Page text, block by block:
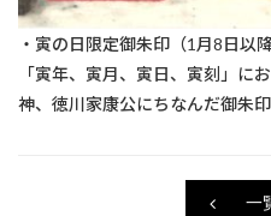
・寅の日限定御朱印（1月8日以
「寅年、寅月、寅日、寅刻」に
神、徳川家康公にちなんだ御朱印
一